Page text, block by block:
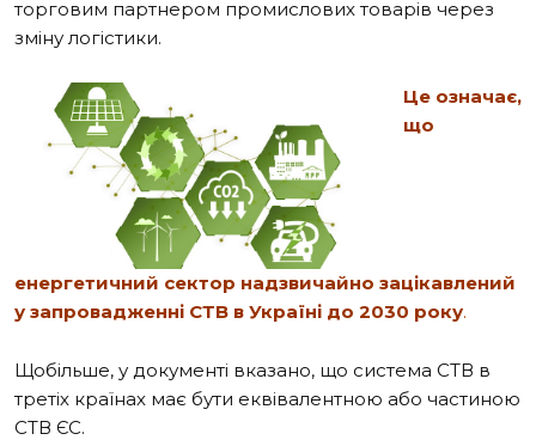
торговим партнером промислових товарів через
зміну логістики.
Це означає,
що
енергетичний сектор надзвичайно зацікавлений
у запровадженні СТВ в Україні до 2030 року.
Щобільше, у документі вказано, що система СТВ в
третіх країнах має бути еквівалентною або частиною
СТВ ЄС.